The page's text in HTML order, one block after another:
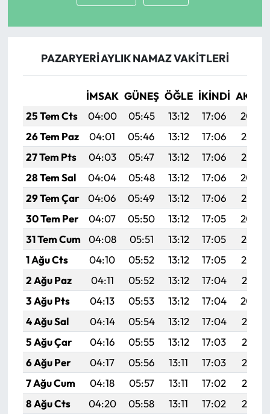
PAZARYERİ AYLIK NAMAZ VAKITLERI
İMSAK GÜNEŞ ÖĞLE İKINDI
25 Tem Cts
04:00 05:45 13:12 17:06
20:29
26 Tem Paz
04:01 05:46 13:12 17:06
20:28
27 Tem Pts
04:03 05:47 13:12 17:06
20:27
28 Tem Sal
04:04 05:48 13:12 17:06
20:26
29 Tem Çar
04:06 05:49 13:12 17:06
20:25
30 Tem Per
04:07 05:50 13:12 17:05
20:24
31 Tem Cum
04:08 05:51 13:12 17:05
20:23
1 Ağu Cts
04:10 05:52 13:12 17:05
20:22
2 Ağu Paz
04:11 05:52 13:12 17:04
20:21
3 Ağu Pts
04:13 05:53 13:12 17:04
20:20
4 Ağu Sal
04:14 05:54 13:12 17:04
20:19
5 Ağu Çar
04:16 05:55 13:12 17:03
20:18
6 Ağu Per
04:17 05:56 13:11 17:03
20:17
7 Ağu Cum
04:18 05:57 13:11 17:02
20:15
8 Ağu Cts
04:20 05:58 13:11 17:02
20:14
Ortaköy Haberleri
Otomotiv
Resmi Reklam
Sağlık
Siyaset
Spor
Sungurlu Haberleri
Turizm
Uğurludağ Haberleri
Yaşam
Yayla Haber
Yemek Tarifleri